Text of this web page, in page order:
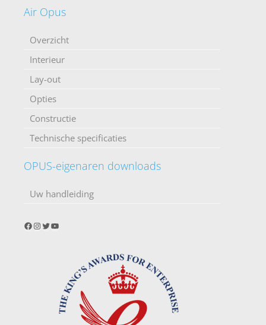
Air Opus
Overzicht
Interieur
Lay-out
Opties
Constructie
Technische specificaties
OPUS-eigenaren downloads
Uw handleiding
Facebook
Instagram
Twitter